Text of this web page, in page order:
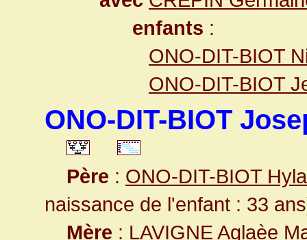
enfants :
ONO-DIT-BIOT
ONO-DIT-BIOT
ONO-DIT-BIOT
Père : ONO-DIT-BIOT
naissance de l'enfant : 33
Mère : LAVIGNE Aglaèe